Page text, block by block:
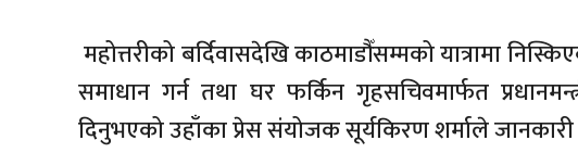
महोत्तरीको बर्दिवासदेखि काठमाडौँसम्मको यात्रामा
समाधान गर्न तथा घर फर्किन गृहसचिवमार्फत
दिनुभएको उहाँका प्रेस संयोजक सूर्यकिरण शर्माले